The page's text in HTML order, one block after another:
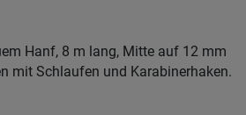
Hanf, 8 m lang, Mitte auf 12 mm
mit Schlaufen und Karabinerhaken.